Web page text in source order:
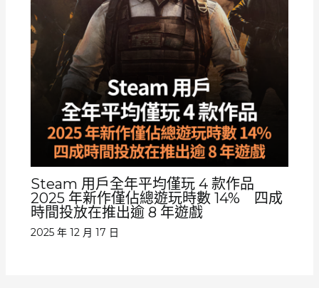
Steam 用戶全年平均僅玩 4 款作品
2025 年新作僅佔總遊玩時數 14% 四成
時間投放在推出逾 8 年遊戲
2025 年 12 月 17 日